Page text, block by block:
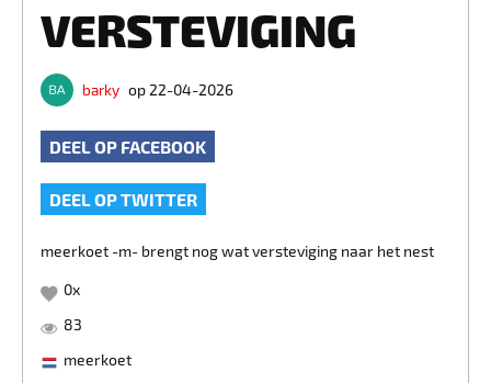
VERSTEVIGING
barky op 22-04-2026
DEEL OP FACEBOOK
DEEL OP TWITTER
meerkoet -m- brengt nog wat versteviging naar het nest
0x
83
meerkoet